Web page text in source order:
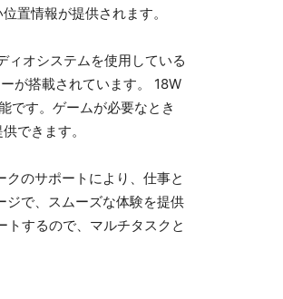
置情報が提供されます。
ィオシステムを使用している
が搭載されています。 18W
です。ゲームが必要なとき
できます。
のサポートにより、仕事と
ジで、スムーズな体験を提供
するので、マルチタスクと